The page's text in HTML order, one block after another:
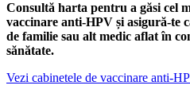
Consultă harta pentru a găsi cel
vaccinare anti-HPV și asigură-te
de familie sau alt medic aflat în
sănătate.
Vezi cabinetele de vaccinare anti-